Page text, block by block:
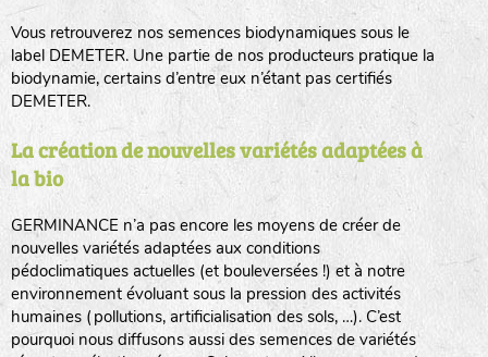
Vous retrouverez nos semences biodynamiques sous le
label DEMETER. Une partie de nos producteurs pratique la
biodynamie, certains d’entre eux n’étant pas certifiés
DEMETER.
La création de nouvelles variétés adaptées à
la bio
GERMINANCE n’a pas encore les moyens de créer de
nouvelles variétés adaptées aux conditions
pédoclimatiques actuelles (et bouleversées !) et à notre
environnement évoluant sous la pression des activités
humaines (pollutions, artificialisation des sols, …). C’est
pourquoi nous diffusons aussi des semences de variétés
BINGENHEIMER SAATGUT (BGH)
www.bingenheimersaatgut.de
DE BOLSTER (DBO)
: Engrais vert
L: Légumes
A: Aromatiques
BEL : Code de la variété
(Ici Belle de nuit)
20 : Année de récolte(ici 2020)
BPA : Initiales du producteur ou du fournisseur de la
semence.
1 : Numéro d’ordre du lot
A : Sans calibre.
G: Gros